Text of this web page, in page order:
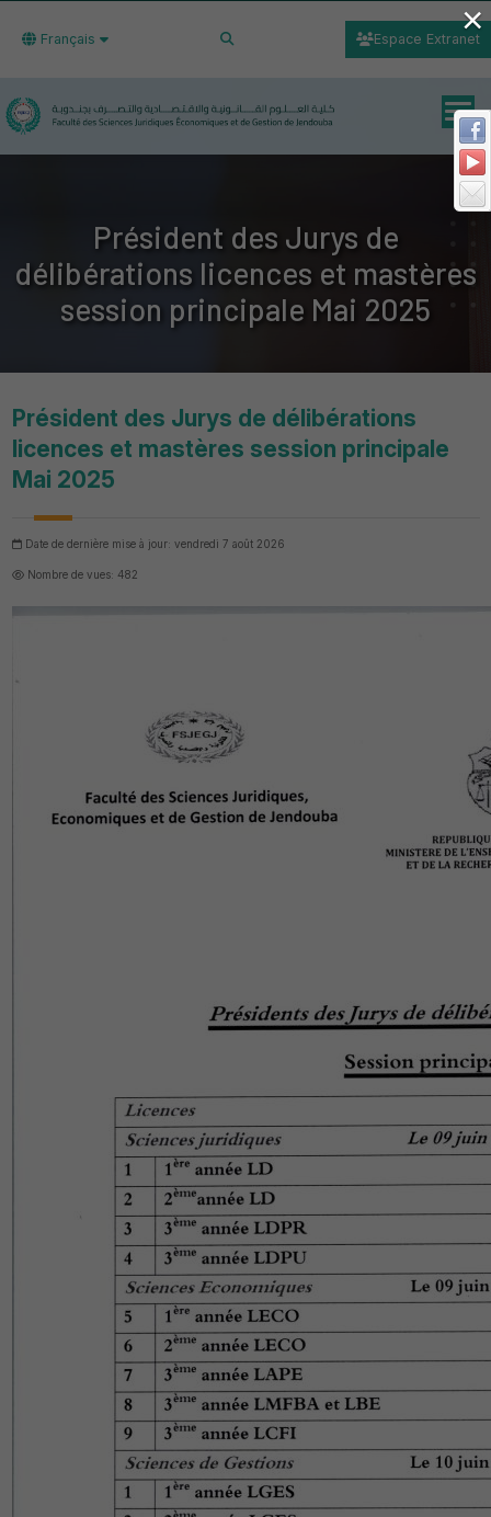
Français Espace Extranet
Président des Jurys de
délibérations licences et mastères
session principale Mai 2025
Président des Jurys de délibérations
licences et mastères session principale
Mai 2025
Date de dernière mise à jour: vendredi 7 août 2026
Nombre de vues: 482
×